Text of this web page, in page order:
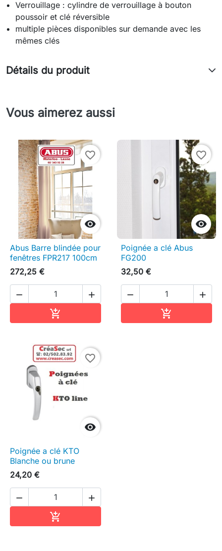
Verrouillage : cylindre de verrouillage à bouton
poussoir et clé réversible
multiple pièces disponibles sur demande avec les
mêmes clés
Détails du produit
Vous aimerez aussi

favorite_border
Abus Barre blindée pour
fenêtres FPR217 100cm
272,25 €
 


favorite_border
Poignée a clé Abus
FG200
32,50 €
 


favorite_border
Poignée a clé KTO
Blanche ou brune
24,20 €
 
